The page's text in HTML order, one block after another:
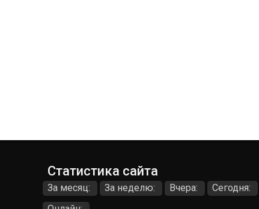
Статистика сайта
За месяц: За неделю: Вчера:
Сегодня: